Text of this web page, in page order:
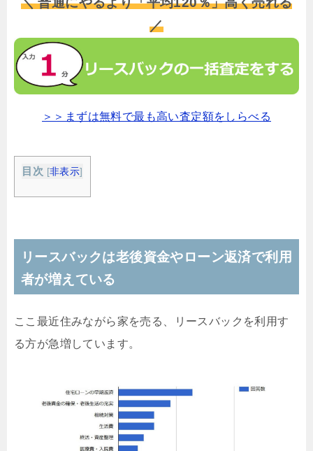
／
＞＞まずは無料で最も高い査定額をしらべる
目次 [非表示]
リースバックは老後資金やローン返済で利用
者が増えている
ここ最近住みながら家を売る、リースバックを利用す
る方が急増しています。